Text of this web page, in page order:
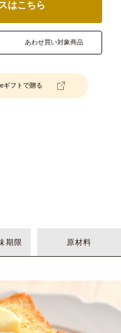
はこちら
あわせ買い対象商品
ギフトで贈る
期限 原材料